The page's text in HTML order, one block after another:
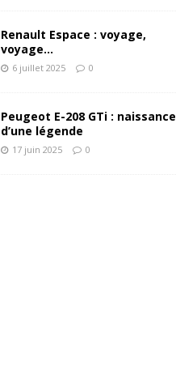
Renault Espace : voyage,
voyage…
6 juillet 2025 0
Peugeot E-208 GTi : naissance
d’une légende
17 juin 2025 0